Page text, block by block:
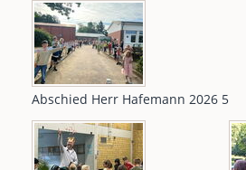
Abschied Herr Hafemann 2026 5